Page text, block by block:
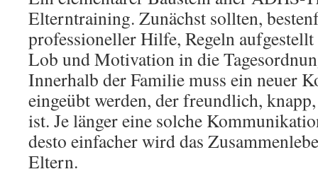
Elterntraining. Zunächst sollten,
professioneller Hilfe, Regeln
Lob und Motivation in die
Innerhalb der Familie muss ein neuer
eingeübt werden, der freundlich,
ist. Je länger eine solche
desto einfacher wird das
Eltern.